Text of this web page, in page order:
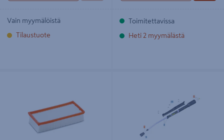
Vain myymälöistä
Tilaustuote
Toimitettavissa
Heti 2 myymälästä